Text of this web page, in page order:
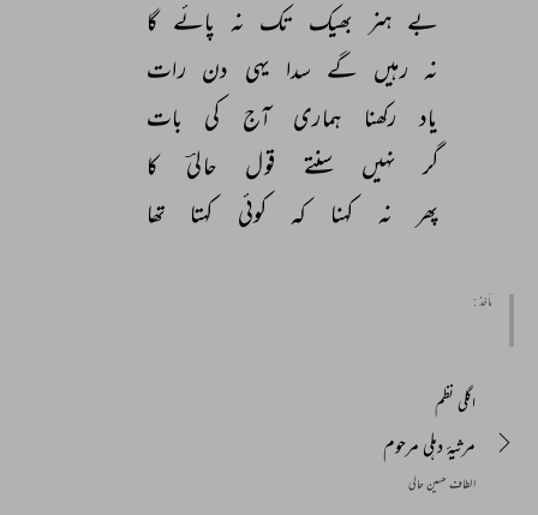
بے ہنر بھیک تک نہ پائے گا
نہ رہیں گے سدا یہی دن رات
یاد
رکھنا ہماری آج کی
بات
گر
نہیں سنتے قول حالیؔ
کا
پھر
نہ کہنا کہ کوئی کہتا تھا
مأخذ :
اگلی نظم
مرثیۂ دہلی مرحوم
الطاف حسین حالی